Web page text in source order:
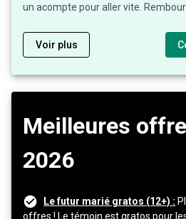
un acompte pour aller vite.
Voir plus
Meilleures
2026
Le futur marié gratos (12+) :
offres ! Le témoin est gratos pour